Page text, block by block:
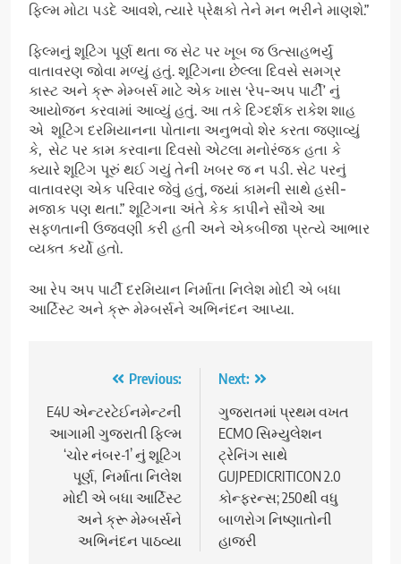
ફિલ્મ મોટા પડદે આવશે, ત્યારે પ્રેક્ષકો તેને મન ભરીને માણશે.”
ફિલ્મનું શૂટિંગ પૂર્ણ થતા જ સેટ પર ખૂબ જ ઉત્સાહભર્યું
વાતાવરણ જોવા મળ્યું હતું. શૂટિંગના છેલ્લા દિવસે સમગ્ર
કાસ્ટ અને ક્રૂ મેમ્બર્સ માટે એક ખાસ ‘રેપ-અપ પાર્ટી’ નું
આયોજન કરવામાં આવ્યું હતું. આ તકે દિગ્દર્શક રાકેશ શાહ
એ શૂટિંગ દરમિયાનના પોતાના અનુભવો શેર કરતા જણાવ્યું
કે, સેટ પર કામ કરવાના દિવસો એટલા મનોરંજક હતા કે
ક્યારે શૂટિંગ પૂરું થઈ ગયું તેની ખબર જ ન પડી. સેટ પરનું
વાતાવરણ એક પરિવાર જેવું હતું, જ્યાં કામની સાથે હસી-
મજાક પણ થતા.” શૂટિંગના અંતે કેક કાપીને સૌએ આ
સફળતાની ઉજવણી કરી હતી અને એકબીજા પ્રત્યે આભાર
વ્યક્ત કર્યો હતો.
આ રેપ અપ પાર્ટી દરમિયાન નિર્માતા નિલેશ મોદી એ બધા
આર્ટિસ્ટ અને ક્રૂ મેમ્બર્સને અભિનંદન આપ્યા.
navigation
Previous:
E4U એન્ટરટેઈનમેન્ટની
આગામી ગુજરાતી ફિલ્મ
‘ચોર નંબર-1’ નું શૂટિંગ
પૂર્ણ, નિર્માતા નિલેશ
મોદી એ બધા આર્ટિસ્ટ
અને ક્રૂ મેમ્બર્સને
અભિનંદન પાઠવ્યા
Next:
ગુજરાતમાં પ્રથમ વખત
ECMO સિમ્યુલેશન
ટ્રેનિંગ સાથે
GUJPEDICRITICON 2.0
કોન્ફરન્સ; 250થી વધુ
બાળરોગ નિષ્ણાતોની
હાજરી